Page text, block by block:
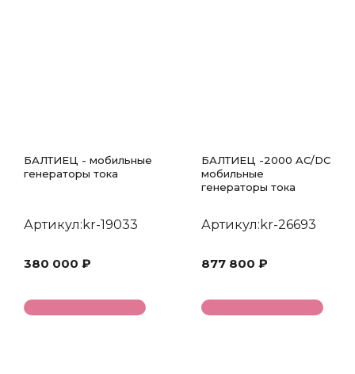
БАЛТИЕЦ - мобильные
генераторы тока
Артикул:kr-19033
380 000 ₽
БАЛТИЕЦ -2000 AC/DC
мобильные
генераторы тока
Артикул:kr-26693
877 800 ₽